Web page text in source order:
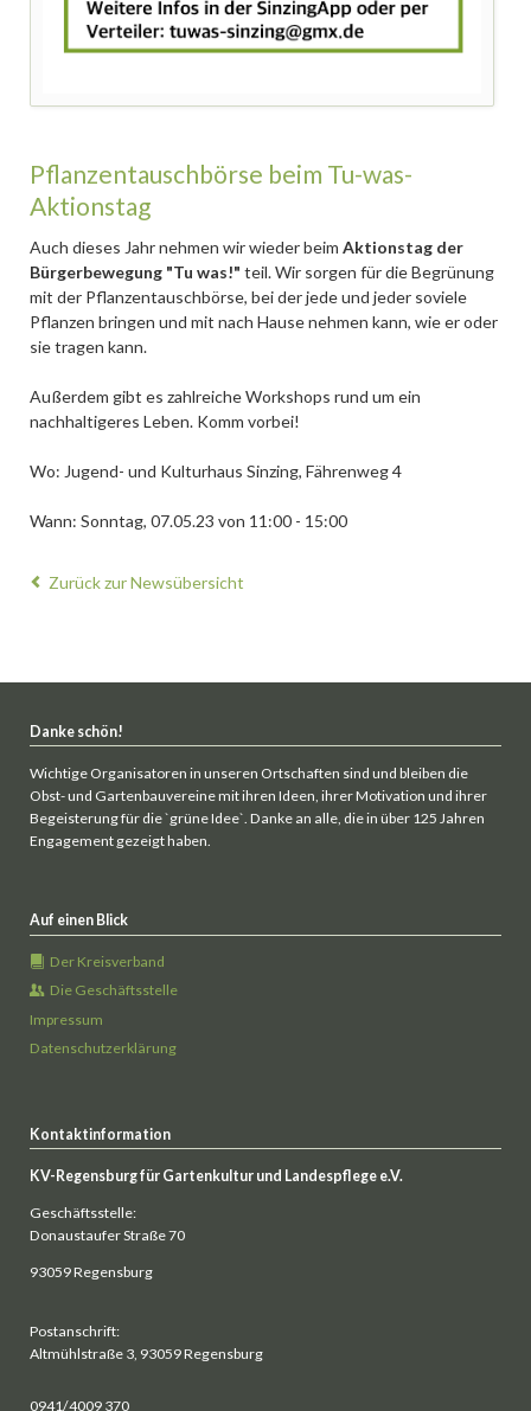
Pflanzentauschbörse beim Tu-was-
Aktionstag
Auch dieses Jahr nehmen wir wieder beim Aktionstag der
Bürgerbewegung "Tu was!" teil. Wir sorgen für die Begrünung
mit der Pflanzentauschbörse, bei der jede und jeder soviele
Pflanzen bringen und mit nach Hause nehmen kann, wie er oder
sie tragen kann.
Außerdem gibt es zahlreiche Workshops rund um ein
nachhaltigeres Leben. Komm vorbei!
Wo: Jugend- und Kulturhaus Sinzing, Fährenweg 4
Wann: Sonntag, 07.05.23 von 11:00 - 15:00
Zurück zur Newsübersicht
Danke schön!
Wichtige Organisatoren in unseren Ortschaften sind und bleiben die
Obst- und Gartenbauvereine mit ihren Ideen, ihrer Motivation und ihrer
Begeisterung für die `grüne Idee`. Danke an alle, die in über 125 Jahren
Engagement gezeigt haben.
Auf einen Blick
Der Kreisverband
Die Geschäftsstelle
Impressum
Datenschutzerklärung
Kontaktinformation
KV-Regensburg für Gartenkultur und Landespflege e.V.
Geschäftsstelle:
Donaustaufer Straße 70
93059 Regensburg
Postanschrift:
Altmühlstraße 3, 93059 Regensburg
0941/4009 370